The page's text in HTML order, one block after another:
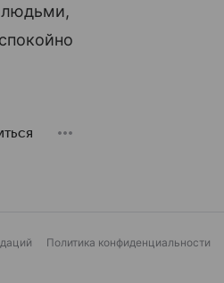
людьми,
Политика конфиденциальности